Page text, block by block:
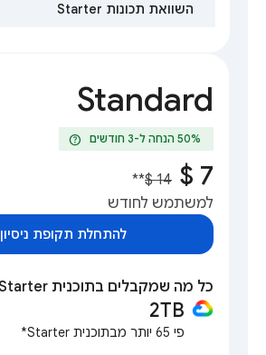
השוואת תכונות Starter
Standard
help
**
למשתמש לחודש
להתחלת תקופת ניסיון
כל מה שמקבלים בתוכנית Starter, וגם:
2TB
פי 65 יותר מבתוכנית Starter*